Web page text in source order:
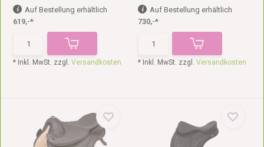
Auf Bestellung erhältlich
619,-*
* Inkl. MwSt. zzgl.Versandkosten
Auf Bestellung erhältlich
730,-*
* Inkl. MwSt. zzgl. Versandkosten